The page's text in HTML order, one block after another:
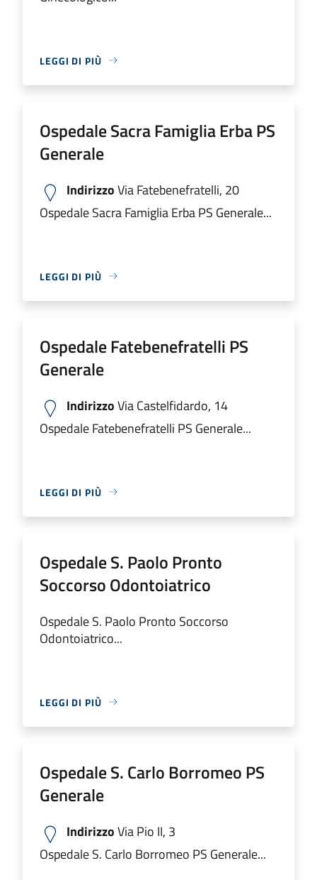
LEGGI DI PIÙ
Ospedale Sacra Famiglia Erba PS
Generale
IndirizzoVia Fatebenefratelli, 20
Ospedale Sacra Famiglia Erba PS Generale...
LEGGI DI PIÙ
Ospedale Fatebenefratelli PS
Generale
IndirizzoVia Castelfidardo, 14
Ospedale Fatebenefratelli PS Generale...
LEGGI DI PIÙ
Ospedale S. Paolo Pronto
Soccorso Odontoiatrico
Ospedale S. Paolo Pronto Soccorso
Odontoiatrico...
LEGGI DI PIÙ
Ospedale S. Carlo Borromeo PS
Generale
IndirizzoVia Pio II, 3
Ospedale S. Carlo Borromeo PS Generale...